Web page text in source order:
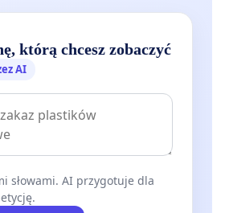
którą chcesz zobaczyć
AI
słowami. AI przygotuje dla